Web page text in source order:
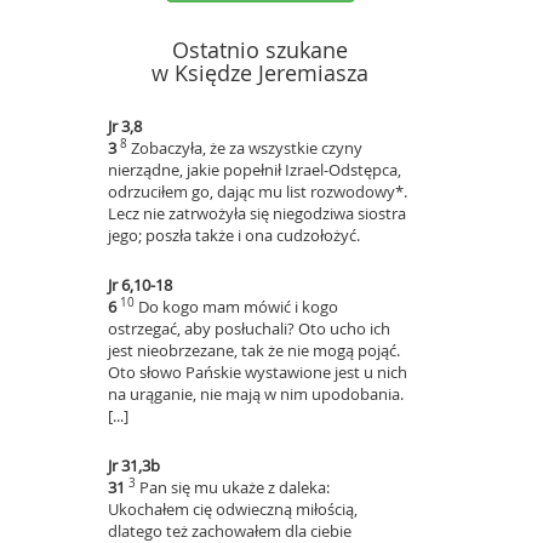
Ostatnio szukane
w Księdze Jeremiasza
Jr 3,8
38 Zobaczyła, że za wszystkie czyny
nierządne, jakie popełnił Izrael-Odstępca,
odrzuciłem go, dając mu list rozwodowy*.
Lecz nie zatrwożyła się niegodziwa siostra
jego; poszła także i ona cudzołożyć.
Jr 6,10-18
610 Do kogo mam mówić i kogo
ostrzegać, aby posłuchali? Oto ucho ich
jest nieobrzezane, tak że nie mogą pojąć.
Oto słowo Pańskie wystawione jest u nich
na urąganie, nie mają w nim upodobania.
[...]
Jr 31,3b
31 3 Pan się mu ukaże z daleka:
Ukochałem cię odwieczną miłością,
dlatego też zachowałem dla ciebie